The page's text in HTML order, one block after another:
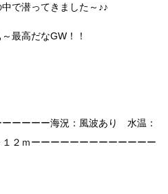
で潜ってきました～♪♪
最高だなGW！！
ーーーー海況：風波あり 水温：
２ｍーーーーーーーーーーーーー